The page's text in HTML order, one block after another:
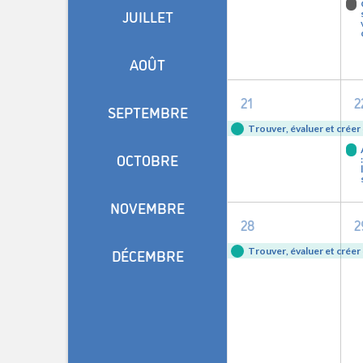
1
événement,
21
Trouver, évaluer et
2
1
événement,
28
Trouver, évaluer et
1
JUILLET
AOÛT
SEPTEMBRE
OCTOBRE
NOVEMBRE
DÉCEMBRE